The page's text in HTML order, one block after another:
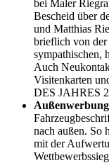
bei Maler
Bescheid über
und Matthias
brieflich von der
sympathischen,
Auch
Visitenkarten
DES JAHRES
nach außen. So
mit der